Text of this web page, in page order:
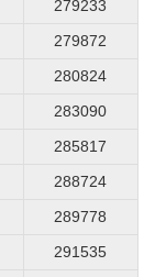
279233
279872
280824
283090
285817
288724
289778
291535